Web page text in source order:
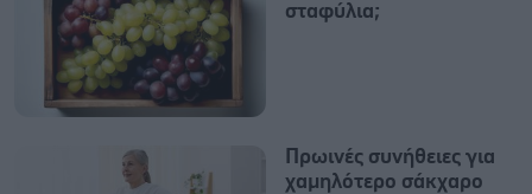
σταφύλια;
Πρωινές συνήθειες για
χαμηλότερο σάκχαρο